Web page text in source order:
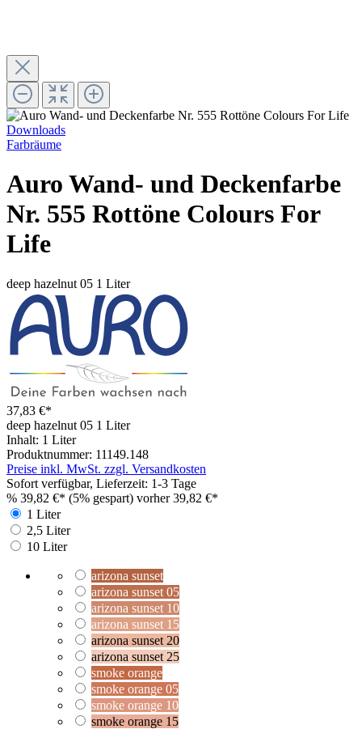
Downloads
Farbräume
Auro Wand- und Deckenfarbe
Nr. 555 Rottöne Colours For
Life
deep hazelnut 05 1 Liter
37,83 €*
deep hazelnut 05 1 Liter
Inhalt: 1 Liter
Produktnummer: 11149.148
Preise inkl. MwSt. zzgl. Versandkosten
Sofort verfügbar, Lieferzeit: 1-3 Tage
% 39,82 €* (5% gespart) vorher 39,82 €*
1 Liter
2,5 Liter
10 Liter
arizona sunset
arizona sunset 05
arizona sunset 10
arizona sunset 15
arizona sunset 20
arizona sunset 25
smoke orange
smoke orange 05
smoke orange 10
smoke orange 15